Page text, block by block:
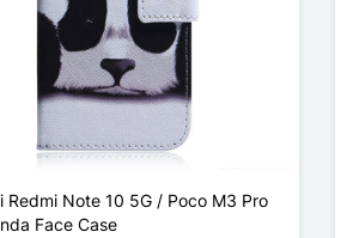
Redmi Note 10 5G / Poco M3 Pro
Face Case